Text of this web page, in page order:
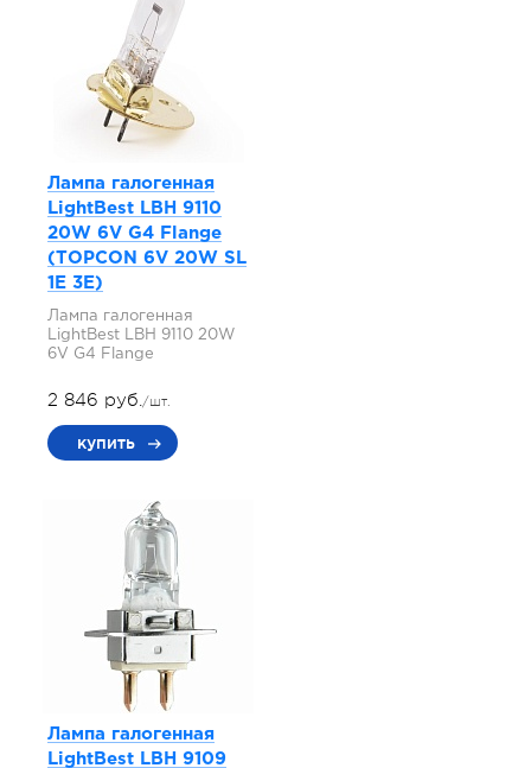
Лампа галогенная
LightBest LBH 9110
20W 6V G4 Flange
(TOPCON 6V 20W SL
1E 3E)
Лампа галогенная
LightBest LBH 9110 20W
6V G4 Flange
2 846 руб./шт.
купить
Лампа галогенная
LightBest LBH 9109